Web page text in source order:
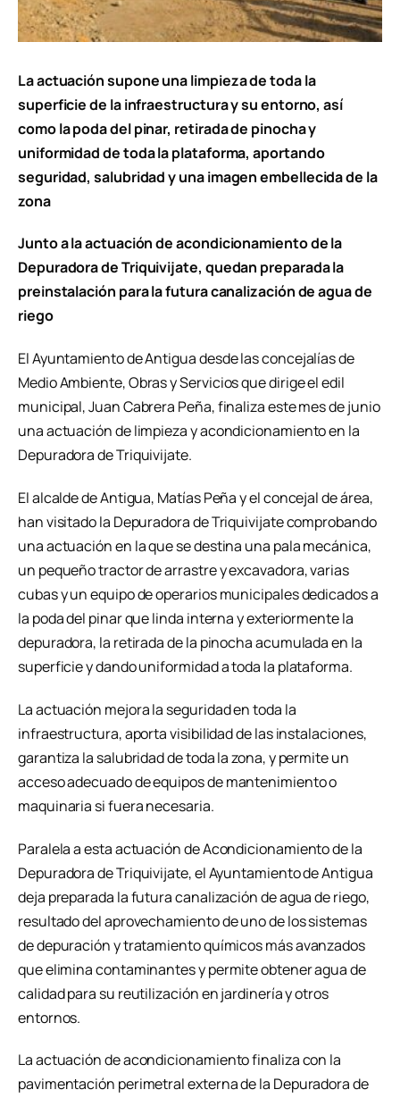
La actuación supone una limpieza de toda la
superficie de la infraestructura y su entorno, así
como la poda del pinar, retirada de pinocha y
uniformidad de toda la plataforma, aportando
seguridad, salubridad y una imagen embellecida de la
zona
Junto a la actuación de acondicionamiento de la
Depuradora de Triquivijate, quedan preparada la
preinstalación para la futura canalización de agua de
riego
El Ayuntamiento de Antigua desde las concejalías de
Medio Ambiente, Obras y Servicios que dirige el edil
municipal, Juan Cabrera Peña, finaliza este mes de junio
una actuación de limpieza y acondicionamiento en la
Depuradora de Triquivijate.
El alcalde de Antigua, Matías Peña y el concejal de área,
han visitado la Depuradora de Triquivijate comprobando
una actuación en la que se destina una pala mecánica,
un pequeño tractor de arrastre y excavadora, varias
cubas y un equipo de operarios municipales dedicados a
la poda del pinar que linda interna y exteriormente la
depuradora, la retirada de la pinocha acumulada en la
superficie y dando uniformidad a toda la plataforma.
La actuación mejora la seguridad en toda la
infraestructura, aporta visibilidad de las instalaciones,
garantiza la salubridad de toda la zona, y permite un
acceso adecuado de equipos de mantenimiento o
maquinaria si fuera necesaria.
Paralela a esta actuación de Acondicionamiento de la
Depuradora de Triquivijate, el Ayuntamiento de Antigua
deja preparada la futura canalización de agua de riego,
resultado del aprovechamiento de uno de los sistemas
de depuración y tratamiento químicos más avanzados
que elimina contaminantes y permite obtener agua de
calidad para su reutilización en jardinería y otros
entornos.
La actuación de acondicionamiento finaliza con la
pavimentación perimetral externa de la Depuradora de